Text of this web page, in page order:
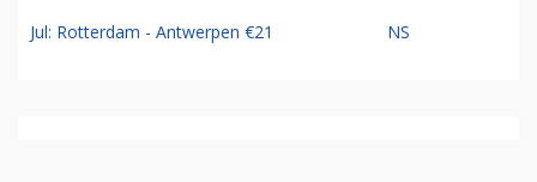
Jul: Rotterdam - Antwerpen €21 NS